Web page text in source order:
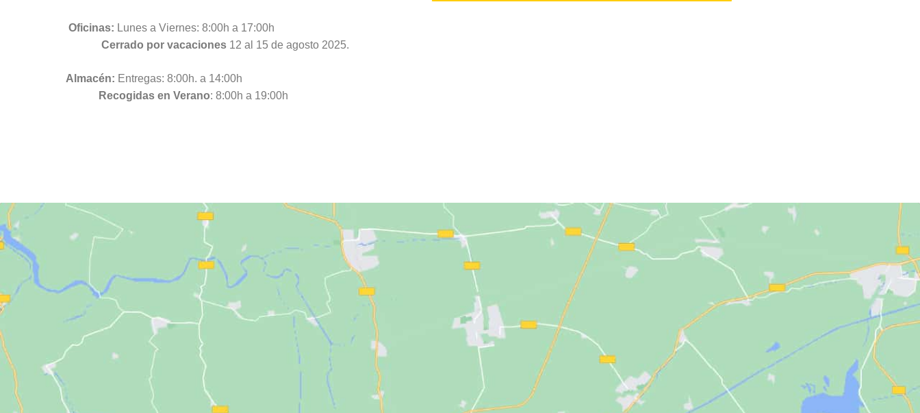
Oficinas: Lunes a Viernes: 8:00h a 17:00h
Cerrado por vacaciones 12 al 15 de agosto 2025.
Almacén: Entregas: 8:00h. a 14:00h
Recogidas en Verano: 8:00h a 19:00h